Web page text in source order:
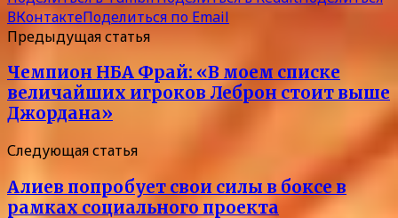
ВКонтактеПоделиться по Email
Предыдущая статья
Чемпион НБА Фрай: «В моем списке
величайших игроков Леброн стоит выше
Джордана»
Следующая статья
Алиев попробует свои силы в боксе в
рамках социального проекта